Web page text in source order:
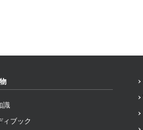
識
ィブック